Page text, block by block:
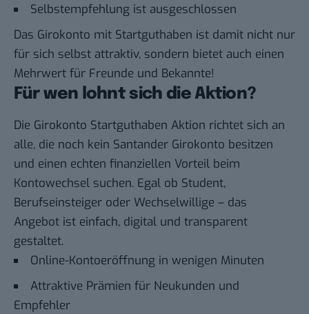
Selbstempfehlung ist ausgeschlossen
Das Girokonto mit Startguthaben ist damit nicht nur
für sich selbst attraktiv, sondern bietet auch einen
Mehrwert für Freunde und Bekannte!
Für wen lohnt sich die Aktion?
Die Girokonto Startguthaben Aktion richtet sich an
alle, die noch kein Santander Girokonto besitzen
und einen echten finanziellen Vorteil beim
Kontowechsel suchen. Egal ob Student,
Berufseinsteiger oder Wechselwillige – das
Angebot ist einfach, digital und transparent
gestaltet.
Online-Kontoeröffnung in wenigen Minuten
Attraktive Prämien für Neukunden und
Empfehler